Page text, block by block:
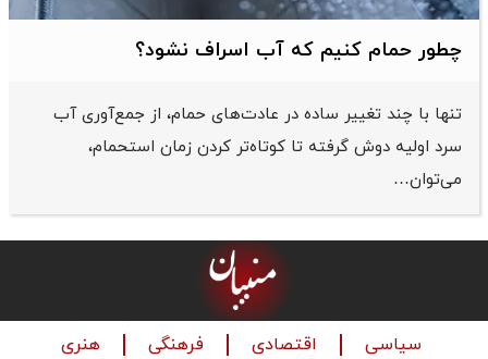
چطور حمام کنیم که آب اسراف نشود؟
تنها با چند تغییر ساده در عادت‌های حمام، از جمع‌آوری آب
سرد اولیه دوش گرفته تا کوتاه‌تر کردن زمان استحمام،
می‌توان…
سیاسی اقتصادی فرهنگی هنری